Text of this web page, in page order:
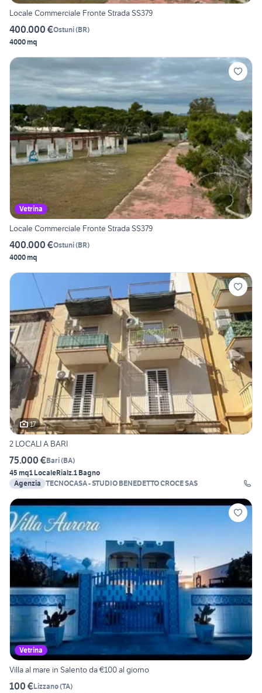
Locale Commerciale Fronte Strada SS379
400.000 €Ostuni(BR)
4000 mq
Vetrina
Locale Commerciale Fronte Strada SS379
400.000 €Ostuni(BR)
4000 mq
17
2 LOCALI A BARI
75.000 €Bari(BA)
45 mq1 LocaleRialz.1 Bagno
Agenzia TECNOCASA - STUDIO BENEDETTO CROCE SAS
Vetrina
Villa al mare in Salento da €100 al giorno
100 €Lizzano(TA)